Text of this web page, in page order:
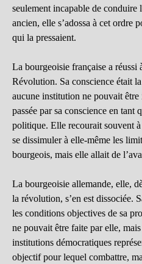
seulement incapable de conduire
ancien, elle s’adossa à cet ordre
qui la pressaient.
La bourgeoisie française a réussi
Révolution. Sa conscience était
aucune institution ne pouvait être
passée par sa conscience en
politique. Elle recourait souvent
se dissimuler à elle-même les
bourgeois, mais elle allait de
La bourgeoisie allemande, elle,
la révolution, s’en est dissociée.
les conditions objectives de sa
ne pouvait être faite par elle,
institutions démocratiques
objectif pour lequel combattre,